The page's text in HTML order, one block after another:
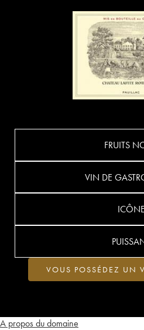
A propos du domaine
FRUITS
VIN DE
ICÔNE
VOUS POSSÉDEZ UN